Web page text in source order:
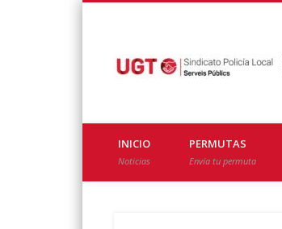
FacebookTwitter
INICIO
Noticias
PERMUTAS
Envía tu permuta